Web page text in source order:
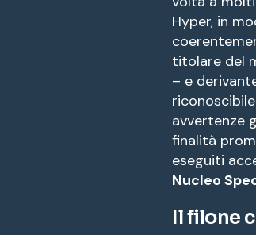
Hyper, in
titolare del
– e
avvertenze
finalità
eseguiti
Nucleo
Il filone